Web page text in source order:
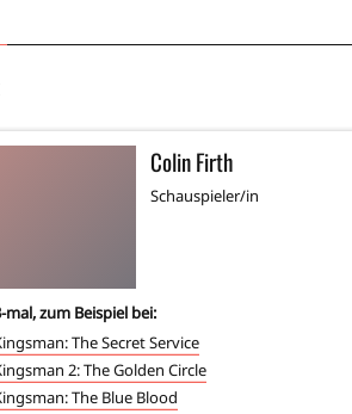
Colin Firth
Schauspieler/in
-mal, zum Beispiel bei:
The Secret Service
2: The Golden Circle
The Blue Blood